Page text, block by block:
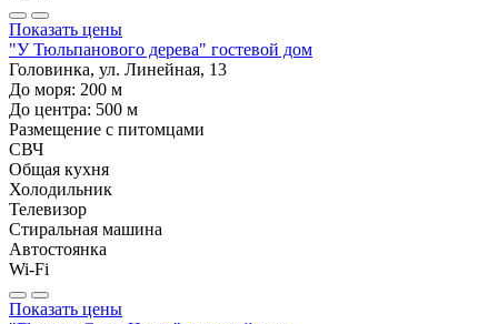
Показать цены
"У Тюльпанового дерева" гостевой дом
Головинка, ул. Линейная, 13
До моря: 200 м
До центра: 500 м
Размещение с питомцами
СВЧ
Общая кухня
Холодильник
Телевизор
Стиральная машина
Автостоянка
Wi-Fi
Показать цены